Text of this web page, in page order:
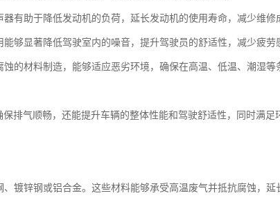
有助于降低发动机的负荷，延长发动机的使用寿命，减少维修
够显著降低驾驶室内的噪音，提升驾驶员的舒适性，减少疲劳
的材料制造，能够适应恶劣环境，确保在高温、低温、潮湿等
排气顺畅，还能提升车辆的整体性能和驾驶舒适性，同时满足
镀锌钢或铝合金。这些材料能够承受高温废气并抵抗腐蚀，延